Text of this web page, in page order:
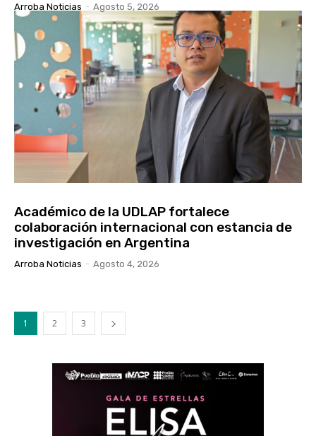
Arroba Noticias - Agosto 5, 2026
Académico de la UDLAP fortalece
colaboración internacional con estancia de
investigación en Argentina
Arroba Noticias - Agosto 4, 2026
1 2 3